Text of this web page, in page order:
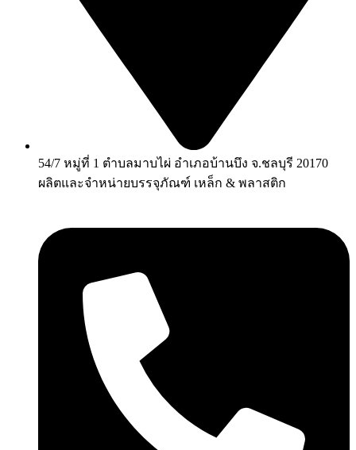
54/7 หมู่ที่ 1 ตำบลมาบไผ่ อำเภอบ้านบึง จ.ชลบุรี 20170
ผลิตและจำหน่ายบรรจุภัณฑ์ เหล็ก & พลาสติก